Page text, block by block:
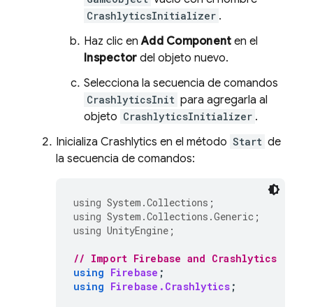
CrashlyticsInitializer .
Haz clic enAdd Component en el
Inspector del objeto nuevo.
Selecciona la secuencia de comandos
CrashlyticsInit para agregarla al
objeto CrashlyticsInitializer .
Inicializa Crashlytics en el método Start de
la secuencia de comandos:
using System.Collections ;
using System.Collections.Generic ;
using UnityEngine ;
// Import Firebase and Crashlytics
using Firebase ;
using Firebase.Crashlytics ;